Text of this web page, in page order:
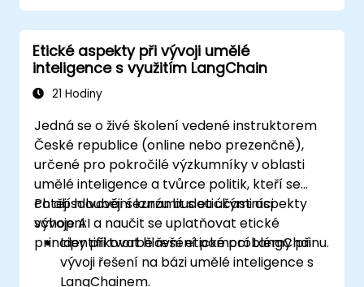
službami.
Aplikovat techniky z oblasti zpracování
přirozeného jazyka (NLP) za účelem
zlepšení výkonu konverzačních agentů.
Etické aspekty při vývoji umělé
inteligence s využitím LangChain
21 Hodiny
Jedná se o živé školení vedené instruktorem
České republice (online nebo prezenčně),
určené pro pokročilé výzkumníky v oblasti
umělé inteligence a tvůrce politik, kteří se
chtějí hlouběji seznámit s etickými aspekty
vývoje AI a naučit se uplatňovat etické
principy při tvorbě řešení pomocí LangChainu.
Po absolvování kurzu budou účastníci
schopni:
Identifikovat hlavní etické problémy při
vývoji řešení na bázi umělé inteligence s
LangChainem.